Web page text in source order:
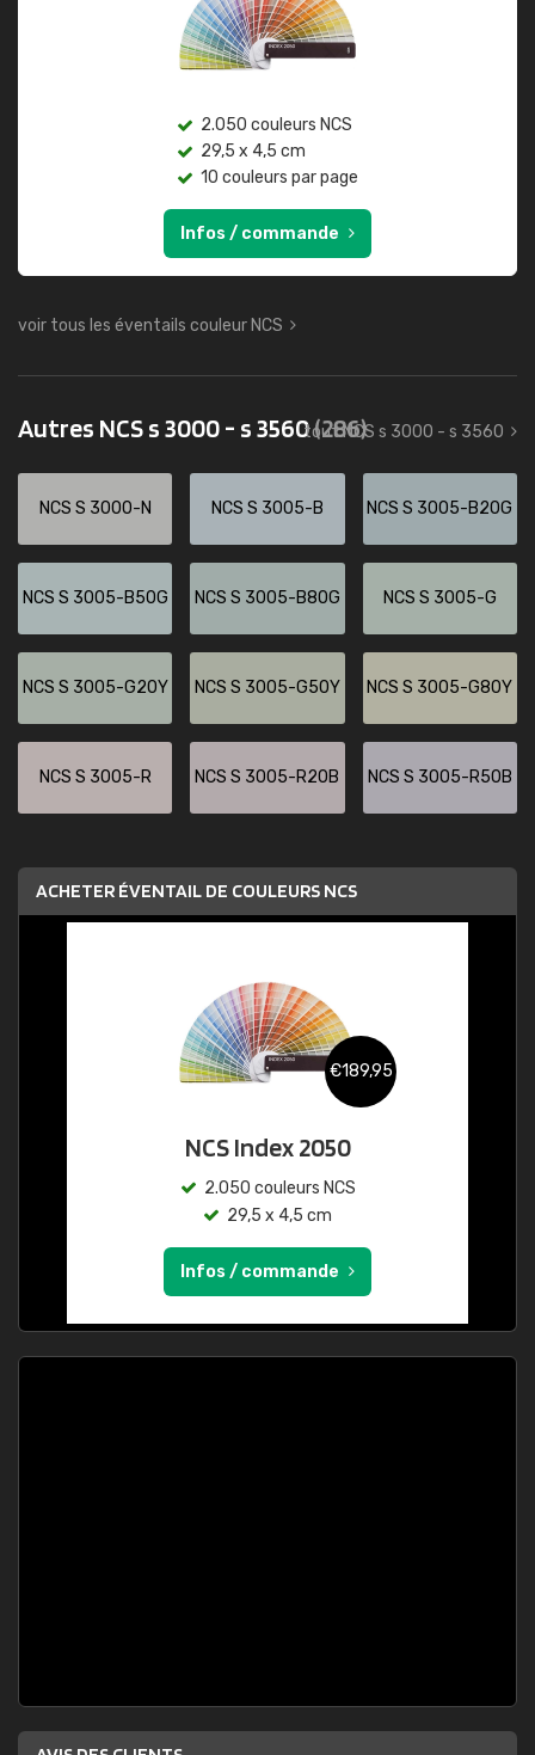
2.050 couleurs NCS
29,5 x 4,5 cm
10 couleurs par page
Infos / commande
voir tous les éventails couleur NCS
Autres NCS s 3000 - s 3560(286)
tout NCS s 3000 - s 3560
NCS S 3000-N NCS S 3005-B NCS S 3005-B20G
NCS S 3005-B50G NCS S 3005-B80G NCS S 3005-G
NCS S 3005-G20Y NCS S 3005-G50Y NCS S 3005-G80Y
NCS S 3005-R NCS S 3005-R20B NCS S 3005-R50B
ACHETER ÉVENTAIL DE COULEURS NCS
€189,95
NCS Index 2050
2.050 couleurs NCS
29,5 x 4,5 cm
Infos / commande